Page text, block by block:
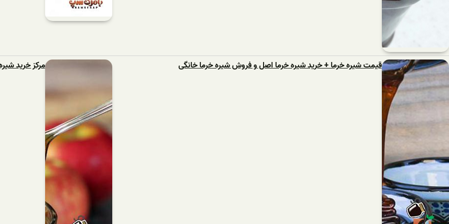
قیمت شیره خرما + خرید شیره خرما اصل و فروش شیره خرما خانگی مرکز خرید